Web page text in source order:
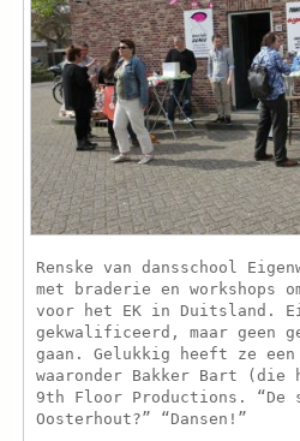
Renske van dansschool
met braderie en workshops
voor het EK in Duitsland.
gekwalificeerd, maar geen
gaan. Gelukkig heeft ze
waaronder Bakker Bart
9th Floor Productions.
Oosterhout?” “Dansen!”